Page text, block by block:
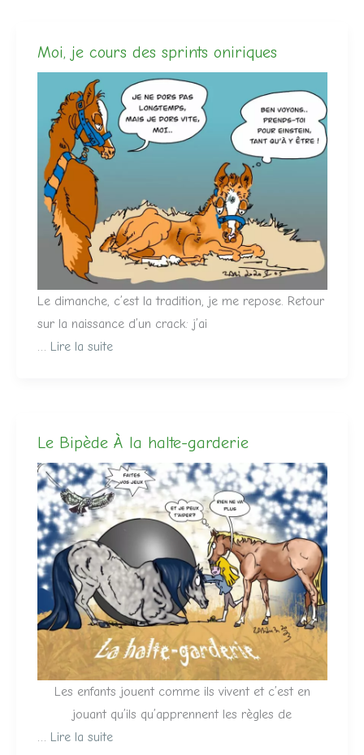
Moi, je cours des sprints oniriques
Le dimanche, c’est la tradition, je me repose. Retour
sur la naissance d’un crack: j’ai
Lire la suite
Le Bipède À la halte-garderie
Les enfants jouent comme ils vivent et c’est en
jouant qu’ils qu’apprennent les règles de
… Lire la suite